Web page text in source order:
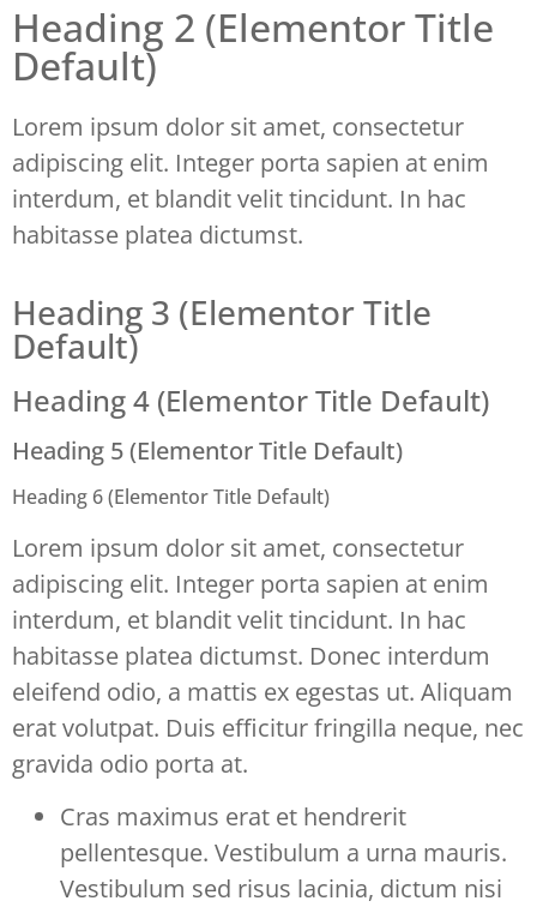
Heading 2 (Elementor Title
Default)
Lorem ipsum dolor sit amet, consectetur
adipiscing elit. Integer porta sapien at enim
interdum, et blandit velit tincidunt. In hac
habitasse platea dictumst.
Heading 3 (Elementor Title
Default)
Heading 4 (Elementor Title Default)
Heading 5 (Elementor Title Default)
Heading 6 (Elementor Title Default)
Lorem ipsum dolor sit amet, consectetur
adipiscing elit. Integer porta sapien at enim
interdum, et blandit velit tincidunt. In hac
habitasse platea dictumst. Donec interdum
eleifend odio, a mattis ex egestas ut. Aliquam
erat volutpat. Duis efficitur fringilla neque, nec
gravida odio porta at.
Cras maximus erat et hendrerit
pellentesque. Vestibulum a urna mauris.
Vestibulum sed risus lacinia, dictum nisi